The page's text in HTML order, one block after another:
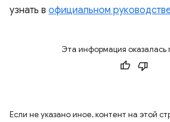
узнать в официальном
Эта информация оказалась
Если не указано иное, контент на этой